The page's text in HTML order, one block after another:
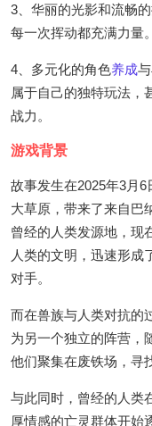
3、华丽的光影和流畅
每一次挥动都充满力量。
4、多元化的角色养成
属于自己的独特玩法，
战力。
游戏背景
故事发生在2025年3月
大草原，带来了来自巴
曾经的人类发源地，现
人类的文明，迅速形
对手。
而在兽族与人类对抗的
为另一个独立的阵营，
他们聚集在废铁场，
与此同时，曾经的人类
厚情感的亡灵群体开始